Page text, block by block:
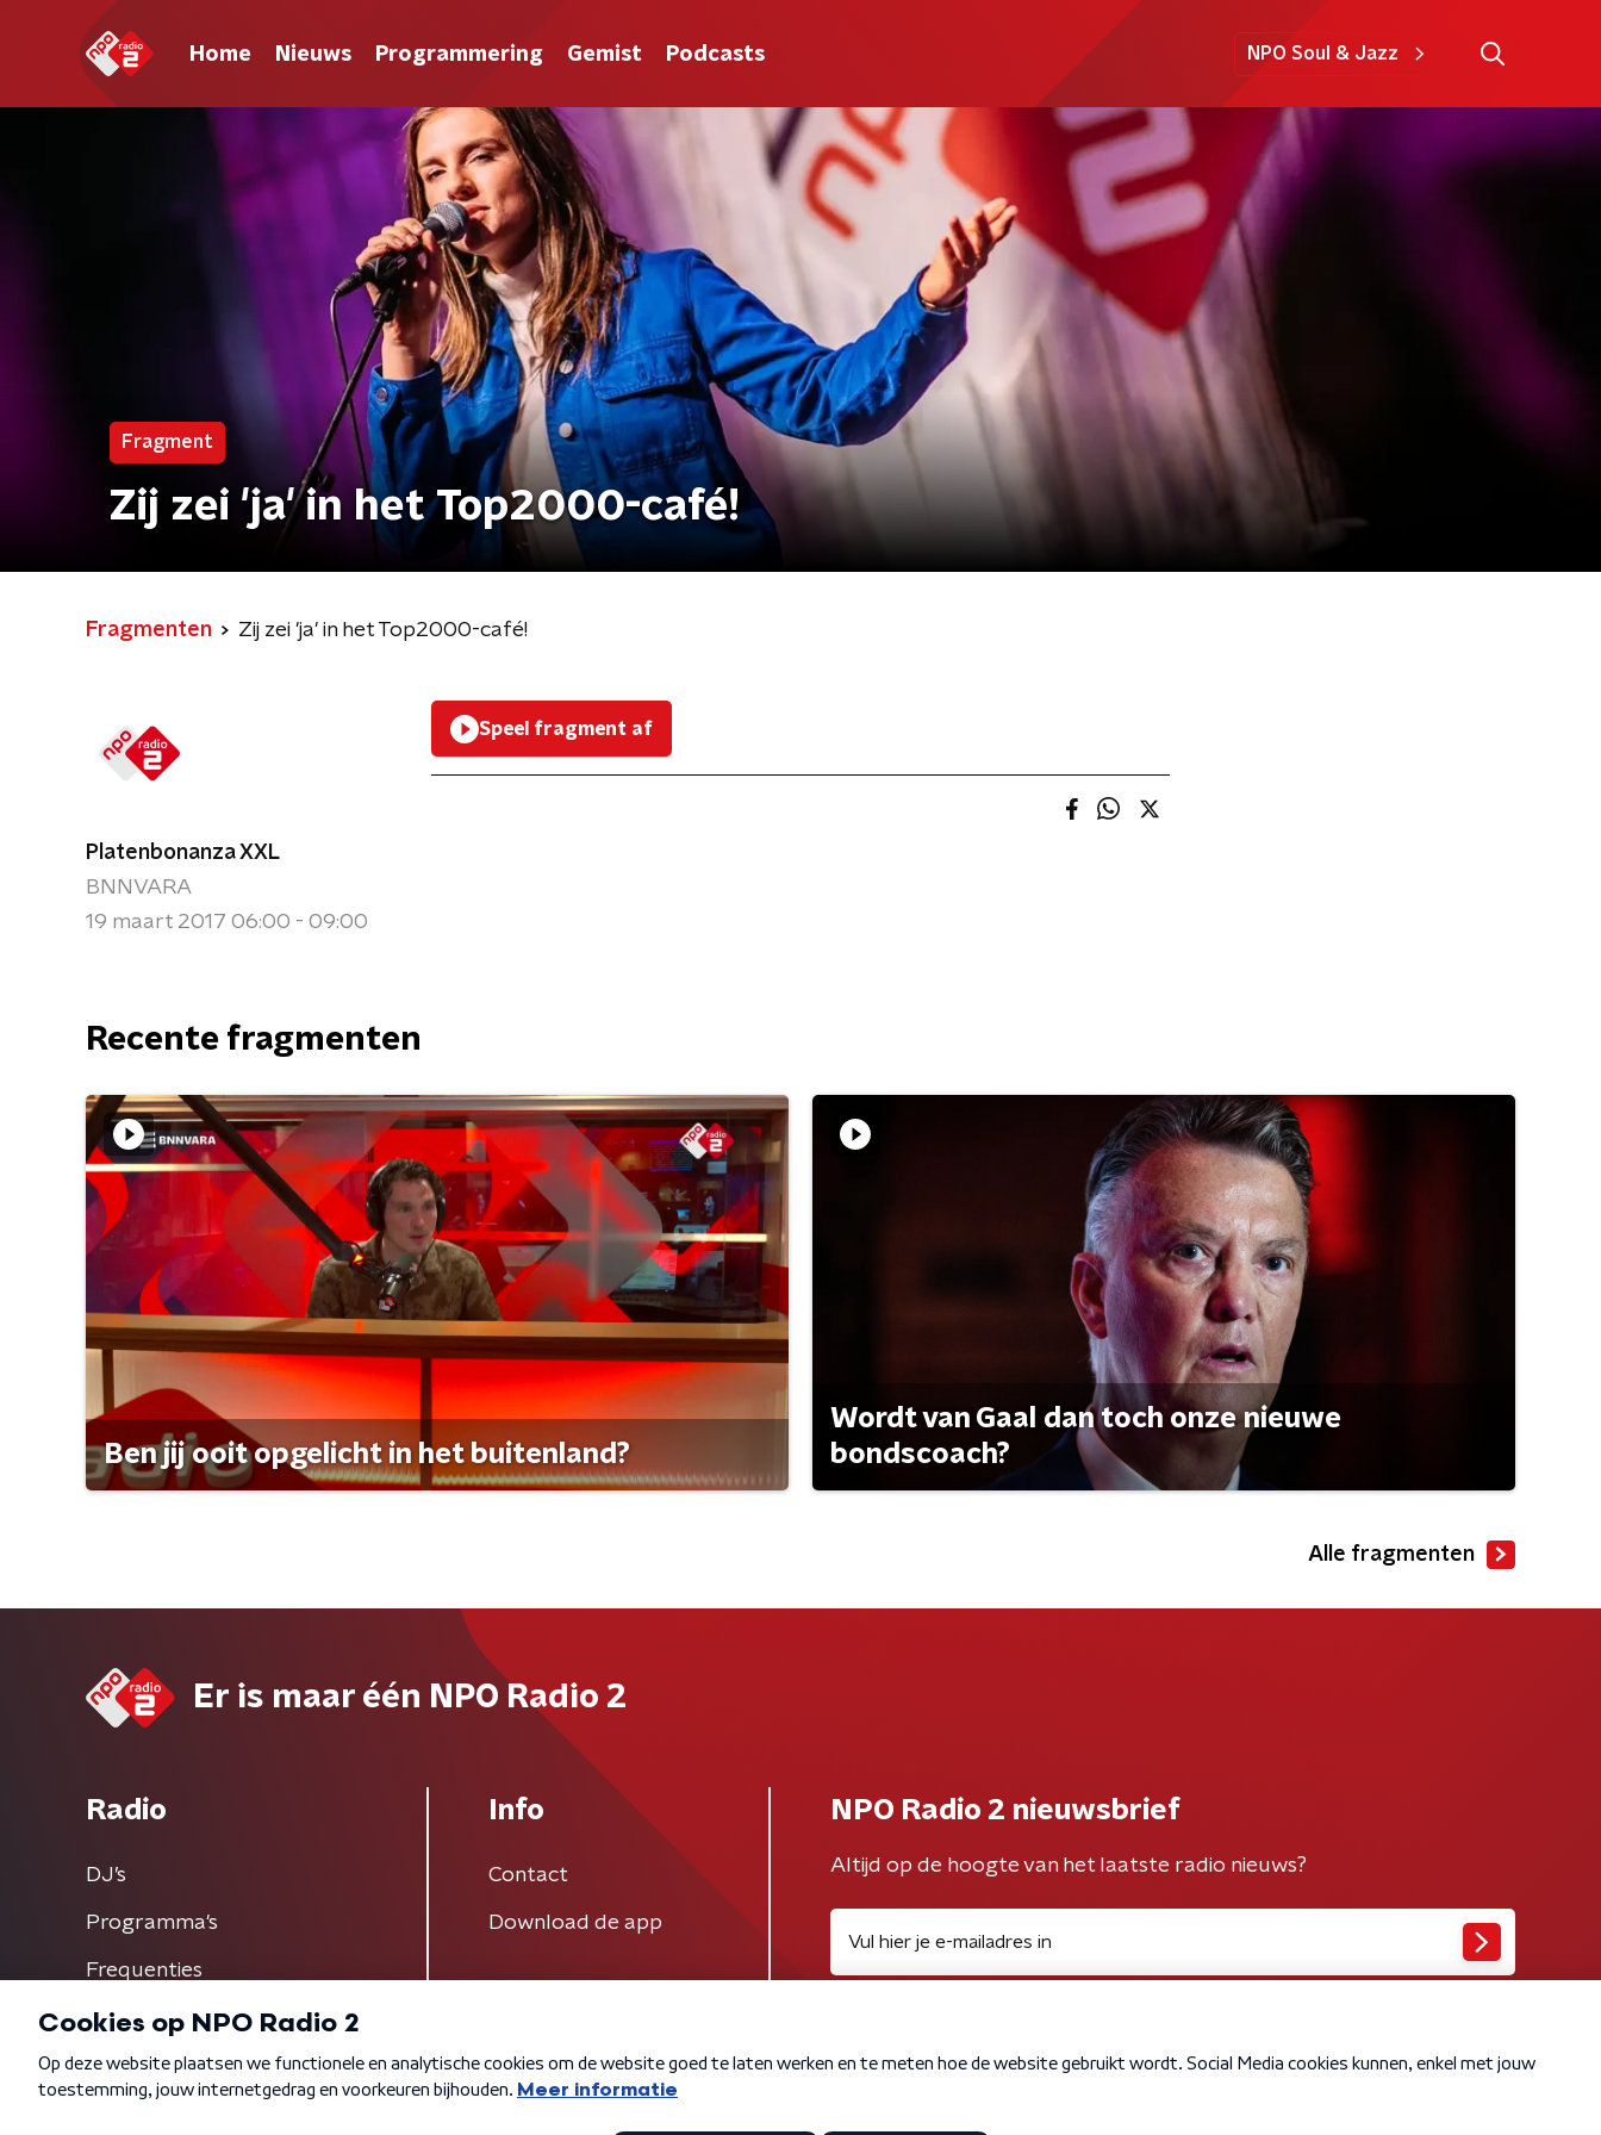
Home Nieuws Programmering Gemist Podcasts NPO Soul & Jazz
Fragment
Zij zei 'ja' in het Top2000-café!
Fragmenten Zij zei 'ja' in het Top2000-café!
Platenbonanza XXL
BNNVARA
19 maart 2017 06:00 - 09:00
Speel fragment af
Recente fragmenten
Ben jij ooit opgelicht in het buitenland?
Wordt van Gaal dan toch onze nieuwe
bondscoach?
Alle fragmenten
Er is maar één NPO Radio 2
Radio
DJ’s
Programma's
Frequenties
Info
Contact
Download de app
NPO Radio 2 nieuwsbrief
Altijd op de hoogte van het laatste radio nieuws?
Algemene voorwaarden Privacybeleid